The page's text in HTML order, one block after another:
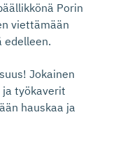
Porin
viettämään
edelleen.
Jokainen
ja työkaverit
hauskaa ja